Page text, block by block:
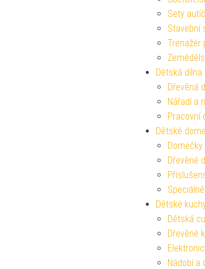
Sety
Stavební
Trenažér
Dětská
Dřevěná
Nářadí a
Pracovní
Dětské
Dřevěné
Dětské
Dětská
Dřevěné
Nádobí a